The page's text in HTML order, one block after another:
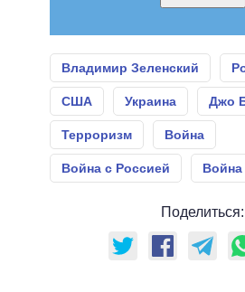
Владимир Зеленский
США Украина Джо
Терроризм Война
Война с Россией Война
Поделиться: